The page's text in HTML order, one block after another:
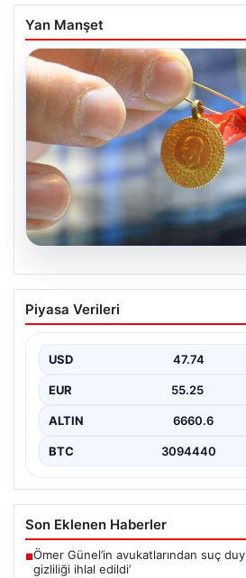
Yan Manşet
05.08.2026
Altın fiyatları canlı 8
fiyatları ne kadar oldu?
fiyatları
Piyasa Verileri
USD 47.74
EUR 55.25
ALTIN 6660.6
BTC 3094440
Son Eklenen Haberler
■Ömer Günel’in avukatlarından suç
gizliliği ihlal edildi’